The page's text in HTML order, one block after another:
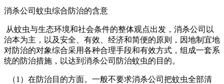
消杀公司蚊虫综合防治的含意
从蚊虫与生态环境和社会条件的整体观点出发，消杀公司以
治本为主，以及安全、有效、经济和简便的原则，因地制宜地
对防治的对象综合采用各种合理手段和有效方式，组成一套系
统的防治措施，以达到消杀公司防治蚊虫的目的。
（1）在防治目的方面。一般不要求消杀公司把蚊虫全部清